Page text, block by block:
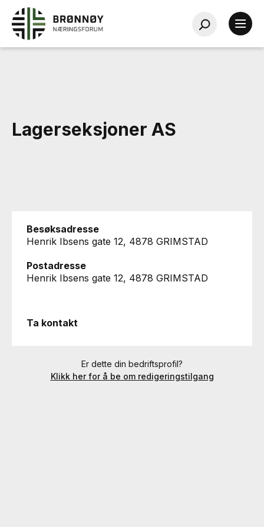
Lagerseksjoner AS
Besøksadresse
Henrik Ibsens gate 12, 4878 GRIMSTAD
Postadresse
Henrik Ibsens gate 12, 4878 GRIMSTAD
Ta kontakt
Er dette din bedriftsprofil?
Klikk her for å be om redigeringstilgang